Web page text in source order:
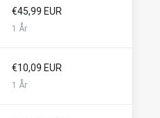
€45,99 EUR
1 År
€10,09 EUR
1 År